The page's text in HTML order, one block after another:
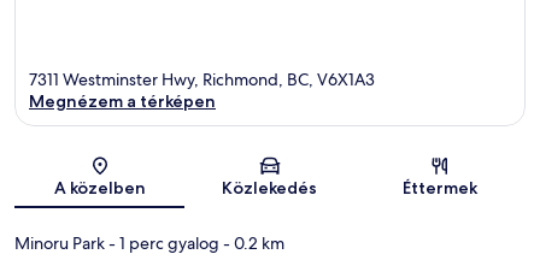
Térkép
7311 Westminster Hwy, Richmond, BC, V6X1A3
Megnézem a térképen
A közelben Közlekedés Éttermek
Minoru Park- 1 perc gyalog - 0.2 km